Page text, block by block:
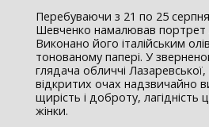
Перебуваючи з 21 по 25 серпня
Шевченко намалював портрет
Виконано його італійським
тонованому папері. У
глядача обличчі
відкритих очах надзвичайно
щирість і доброту, лагідність
жінки.